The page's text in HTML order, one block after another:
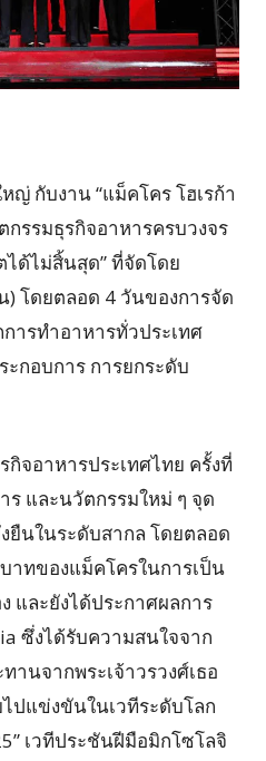
กับงาน “แม็คโคร โฮเรก้า
รรมธุรกิจอาหารครบวงจร
ได้ไม่สิ้นสุด” ที่จัดโดย
โดยตลอด 4 วันของการจัด
ารทำอาหารทั่วประเทศ
กอบการ การยกระดับ
จอาหารประเทศไทย ครั้งที่
ร และนวัตกรรมใหม่ ๆ จุด
ยืนในระดับสากล โดยตลอด
าทของแม็คโครในการเป็น
และยังได้ประกาศผลการ
ซึ่งได้รับความสนใจจาก
านจากพระเจ้าวรวงศ์เธอ
ปแข่งขันในเวทีระดับโลก
เวทีประชันฝีมือมิกโซโลจิ